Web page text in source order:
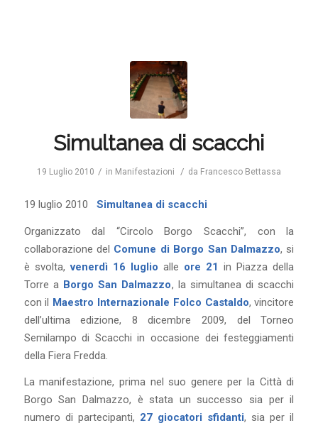
Simultanea di scacchi
19 Luglio 2010 / in Manifestazioni / da Francesco Bettassa
19 luglio 2010 Simultanea di scacchi
Organizzato dal “Circolo Borgo Scacchi”, con la
collaborazione del Comune di Borgo San Dalmazzo, si
è svolta,venerdì 16 luglio alle ore 21 in Piazza della
Torre a Borgo San Dalmazzo, la simultanea di scacchi
con il Maestro Internazionale Folco Castaldo, vincitore
dell’ultima edizione, 8 dicembre 2009, del Torneo
Semilampo di Scacchi in occasione dei festeggiamenti
della Fiera Fredda.
La manifestazione, prima nel suo genere per la Città di
Borgo San Dalmazzo, è stata un successo sia per il
numero di partecipanti, 27 giocatori sfidanti, sia per il